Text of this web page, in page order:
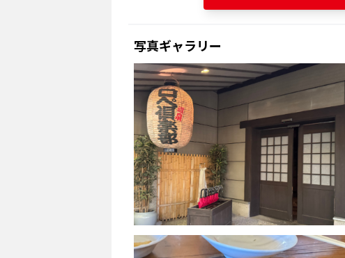
写真ギャラリー